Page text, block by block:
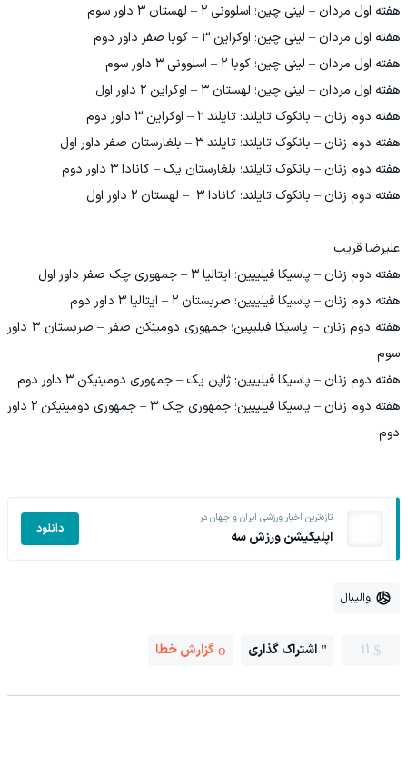
هفته اول مردان – لینی چین؛ اسلوونی ۲ – لهستان ۳ داور سوم
هفته اول مردان – لینی چین؛ اوکراین ۳ – کوبا صفر داور دوم
هفته اول مردان – لینی چین؛ کوبا ۲ – اسلوونی ۳ داور سوم
هفته اول مردان – لینی چین؛ لهستان ۳ – اوکراین ۲ داور اول
هفته دوم زنان – بانکوک تایلند؛ تایلند ۲ – اوکراین ۳ داور دوم
هفته دوم زنان – بانکوک تایلند؛ تایلند ۳ – بلغارستان صفر داور اول
هفته دوم زنان – بانکوک تایلند؛ بلغارستان یک – کانادا ۳ داور دوم
هفته دوم زنان – بانکوک تایلند؛ کانادا ۳ – لهستان ۲ داور اول
علیرضا قریب
هفته دوم زنان – پاسیکا فیلیپین؛ ایتالیا ۳ – جمهوری چک صفر داور اول
هفته دوم زنان – پاسیکا فیلیپین؛ صربستان ۲ – ایتالیا ۳ داور دوم
هفته دوم زنان – پاسیکا فیلیپین؛ جمهوری دومینکن صفر – صربستان ۳ داور
سوم
هفته دوم زنان – پاسیکا فیلیپین: ژاپن یک – جمهوری دومینیکن ۳ داور دوم
هفته دوم زنان – پاسیکا فیلیپین؛ جمهوری چک ۳ – جمهوری دومینیکن ۲ داور
دوم
تازه‌ترین اخبار ورزشی ایران و جهان در
اپلیکیشن ورزش سه دانلود
والیبال
11 اشتراک گذاری گزارش خطا